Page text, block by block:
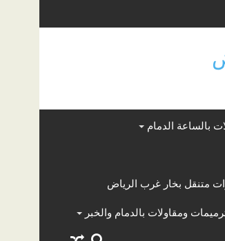
بالساعة الدمام
متنقل بخار غرب الرياض
ومقاولات بالدمام والخبر